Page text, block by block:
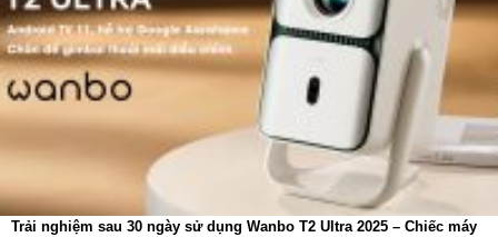
Trải nghiệm sau 30 ngày sử dụng Wanbo T2 Ultra 2025 – Chiếc máy